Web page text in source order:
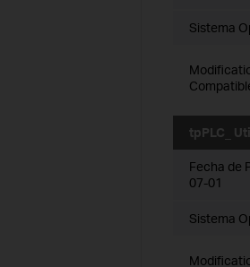
Sistema
tpPLC_
Fecha de
07-01
Sistema